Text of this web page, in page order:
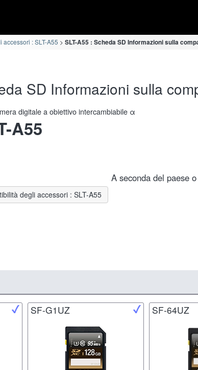
: SLT-A55 SLT-A55 : Scheda SD Informazioni sulla
SD Informazioni sulla
digitale a obiettivo intercambiabile α
A55
A seconda del paese
degli accessori : SLT-A55
SF-G1UZ SF-64UZ